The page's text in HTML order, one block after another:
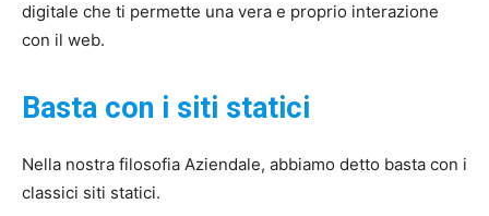
digitale che ti permette una vera e proprio interazione
con il web.
Basta con i siti statici
Nella nostra filosofia Aziendale, abbiamo detto basta con i
classici siti statici.